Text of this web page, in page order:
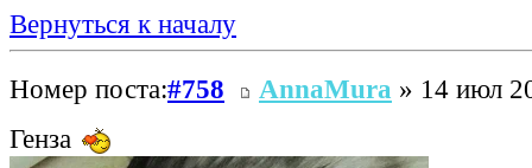
Вернуться к началу
Номер поста:#758 AnnaMura » 14 июл
Генза